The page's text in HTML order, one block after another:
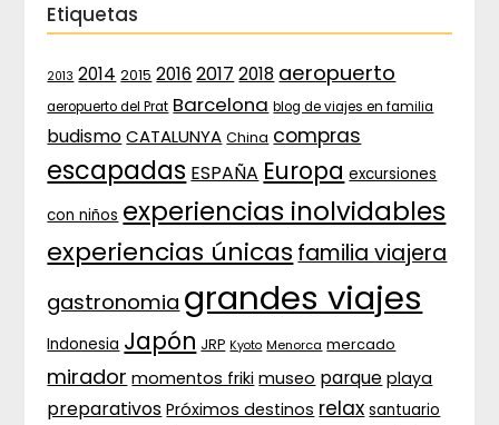
Etiquetas
2013 2014 2015 2016 2017 2018 aeropuerto
aeropuerto del Prat Barcelona blog de viajes en familia
budismo CATALUNYA China compras
escapadas ESPAÑA Europa excursiones
con niños experiencias inolvidables
experiencias únicas familia viajera
gastronomia grandes viajes
Indonesia Japón JRP Kyoto Menorca mercado
mirador momentos friki museo parque playa
preparativos Próximos destinos relax santuario